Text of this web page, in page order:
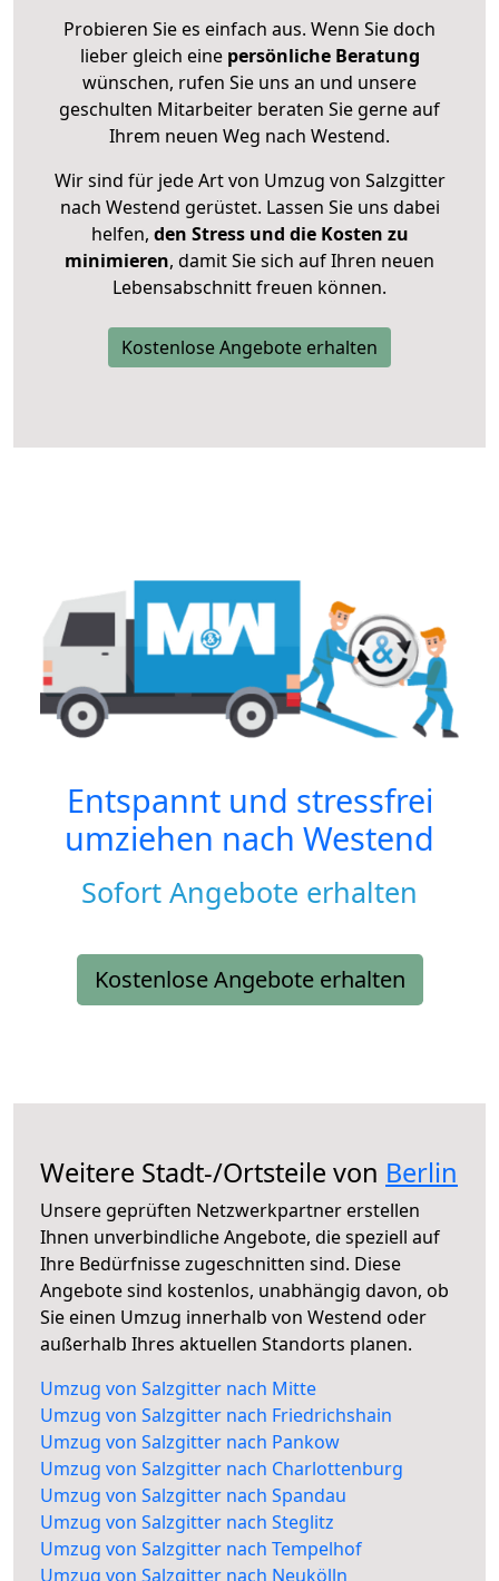
Probieren Sie es einfach aus. Wenn Sie doch
lieber gleich eine persönliche Beratung
wünschen, rufen Sie uns an und unsere
geschulten Mitarbeiter beraten Sie gerne auf
Ihrem neuen Weg nach Westend.
Wir sind für jede Art von Umzug von Salzgitter
nach Westend gerüstet. Lassen Sie uns dabei
helfen, den Stress und die Kosten zu
minimieren, damit Sie sich auf Ihren neuen
Lebensabschnitt freuen können.
Kostenlose Angebote erhalten
Entspannt und stressfrei
umziehen nach Westend
Sofort Angebote erhalten
Kostenlose Angebote erhalten
Weitere Stadt-/Ortsteile von Berlin
Unsere geprüften Netzwerkpartner erstellen
Ihnen unverbindliche Angebote, die speziell auf
Ihre Bedürfnisse zugeschnitten sind. Diese
Angebote sind kostenlos, unabhängig davon, ob
Sie einen Umzug innerhalb von Westend oder
außerhalb Ihres aktuellen Standorts planen.
Umzug von Salzgitter nach Mitte
Umzug von Salzgitter nach Friedrichshain
Umzug von Salzgitter nach Pankow
Umzug von Salzgitter nach Charlottenburg
Umzug von Salzgitter nach Spandau
Umzug von Salzgitter nach Steglitz
Umzug von Salzgitter nach Tempelhof
Umzug von Salzgitter nach Neukölln